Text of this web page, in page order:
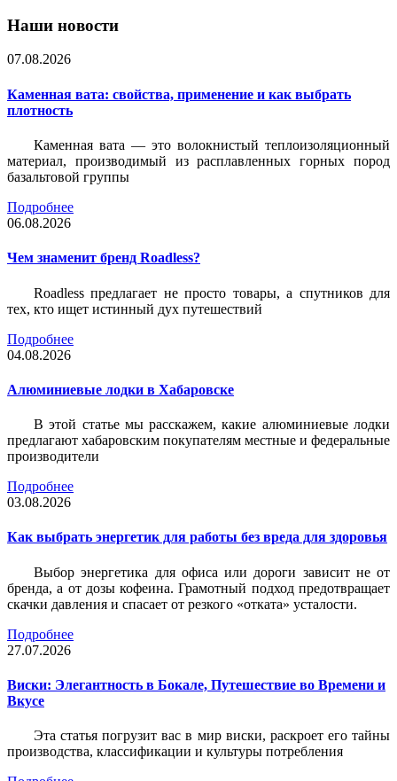
Наши новости
07.08.2026
Каменная вата: свойства, применение и как выбрать
плотность
Каменная вата — это волокнистый теплоизоляционный
материал, производимый из расплавленных горных пород
базальтовой группы
Подробнее
06.08.2026
Чем знаменит бренд Roadless?
Roadless предлагает не просто товары, а спутников для
тех, кто ищет истинный дух путешествий
Подробнее
04.08.2026
Алюминиевые лодки в Хабаровске
В этой статье мы расскажем, какие алюминиевые лодки
предлагают хабаровским покупателям местные и федеральные
производители
Подробнее
03.08.2026
Как выбрать энергетик для работы без вреда для здоровья
Выбор энергетика для офиса или дороги зависит не от
бренда, а от дозы кофеина. Грамотный подход предотвращает
скачки давления и спасает от резкого «отката» усталости.
Подробнее
27.07.2026
Виски: Элегантность в Бокале, Путешествие во Времени и
Вкусе
Эта статья погрузит вас в мир виски, раскроет его тайны
производства, классификации и культуры потребления